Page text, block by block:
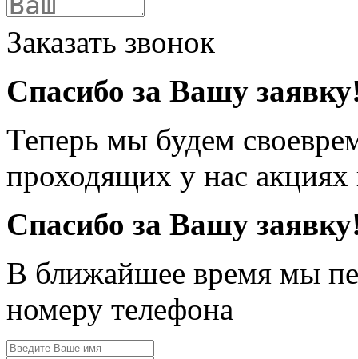
Заказать звонок
Спасибо за Вашу
Теперь мы будем
проходящих у нас
Спасибо за Вашу
В ближайшее время мы
номеру телефона